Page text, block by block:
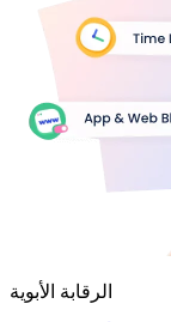
الرقابة الأبوية